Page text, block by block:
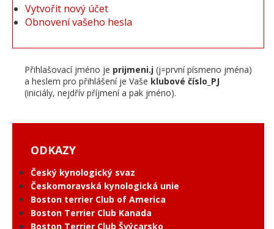
Vytvořit nový účet
Obnovení vašeho hesla
Přihlašovací jméno je prijmeni.j (j=první písmeno jména)
a heslem pro přihlášení je Vaše klubové číslo_PJ
(iniciály, nejdřív příjmení a pak jméno).
ODKAZY
Český kynologický svaz
Českomoravská kynologická unie
Boston terrier Club of America
Boston Terrier Club Kanada
Boston Terrier Club Švýcarsko